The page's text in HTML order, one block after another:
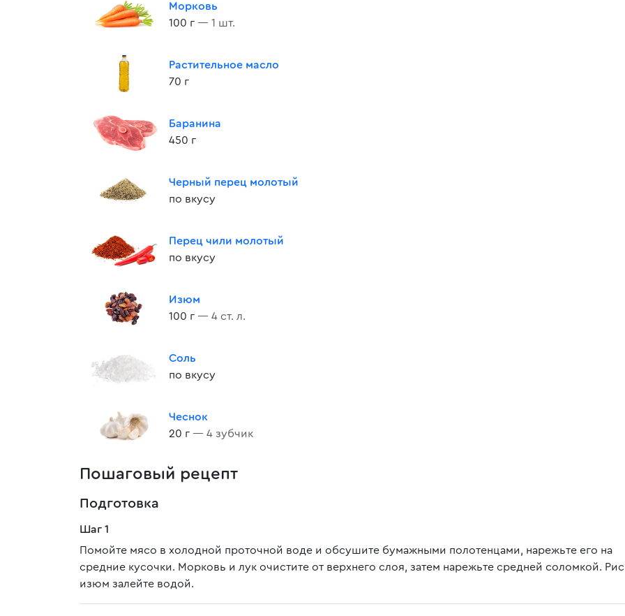
Морковь
100 г — 1 шт.
Растительное масло
70 г
Баранина
450 г
Черный перец молотый
по вкусу
Перец чили молотый
по вкусу
Изюм
100 г — 4 ст. л.
Соль
по вкусу
Чеснок
20 г — 4 зубчик
Пошаговый рецепт
Подготовка
Шаг 1
Помойте мясо в холодной проточной воде и обсушите бумажными полотенцами, нарежьте его на
средние кусочки. Морковь и лук очистите от верхнего слоя, затем нарежьте средней соломкой.
изюм залейте водой.